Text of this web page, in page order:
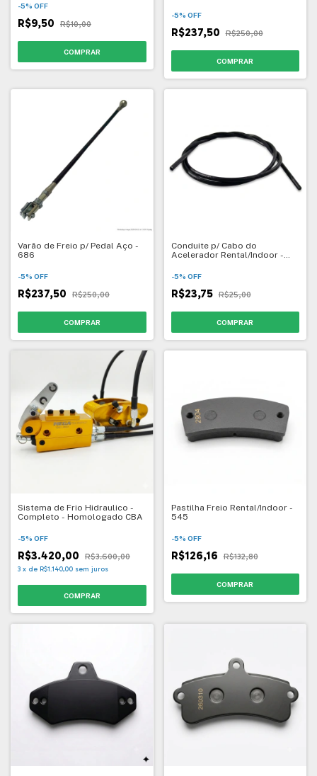
-5% OFF
R$9,50 R$10,00
-5% OFF
R$237,50 R$250,00
Varão de Freio p/ Pedal Aço -
686
-5% OFF
R$237,50 R$250,00
Conduite p/ Cabo do
Acelerador Rental/Indoor -
-5% OFF
R$23,75 R$25,00
Sistema de Frio Hidraulico -
Completo - Homologado CBA
-5% OFF
R$3.420,00 R$3.600,00
3 x de R$1.140,00 sem juros
Pastilha Freio Rental/Indoor -
545
-5% OFF
R$126,16 R$132,80